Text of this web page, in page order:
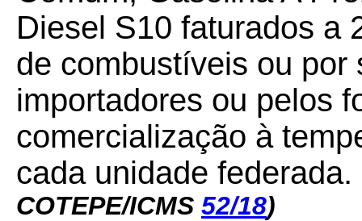
Diesel S10 faturados a
de combustíveis ou por
importadores ou pelos
comercialização à
cada unidade federada.
COTEPE/ICMS 52/18)